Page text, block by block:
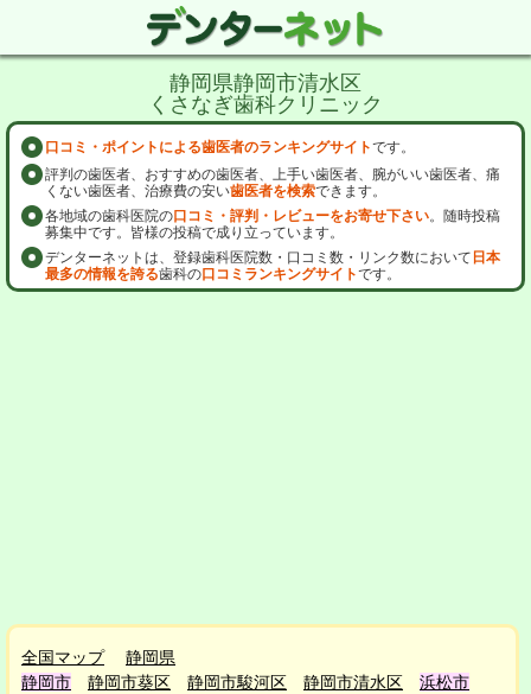
静岡県静岡市清水区
くさなぎ歯科クリニック
口コミ・ポイントによる歯医者のランキングサイトです。
評判の歯医者、おすすめの歯医者、上手い歯医者、腕がいい歯医者、痛
くない歯医者、治療費の安い歯医者を検索できます。
各地域の歯科医院の口コミ・評判・レビューをお寄せ下さい。随時投稿
募集中です。皆様の投稿で成り立っています。
デンターネットは、登録歯科医院数・口コミ数・リンク数において 日本
最多の情報を誇る歯科の口コミランキングサイトです。
全国マップ
静岡県
静岡市
静岡市葵区 静岡市駿河区 静岡市清水区
浜松市